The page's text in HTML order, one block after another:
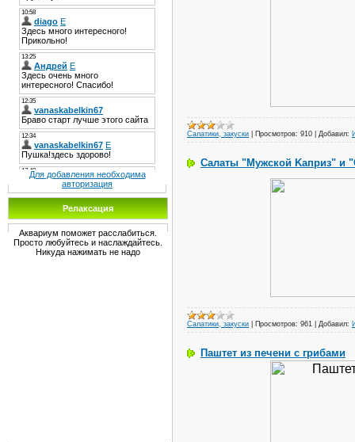
Для добавления необходима
авторизация
Релаксация
Аквариум поможет расслабиться.
Просто любуйтесь и наслаждайтесь.
Никуда нажимать не надо
Салатики, закуски Просмотров: 910 Добавил:
Салаты "Мужской Kаприз" и
Салатики, закуски Просмотров: 961 Добавил:
Паштет из печени с грибами